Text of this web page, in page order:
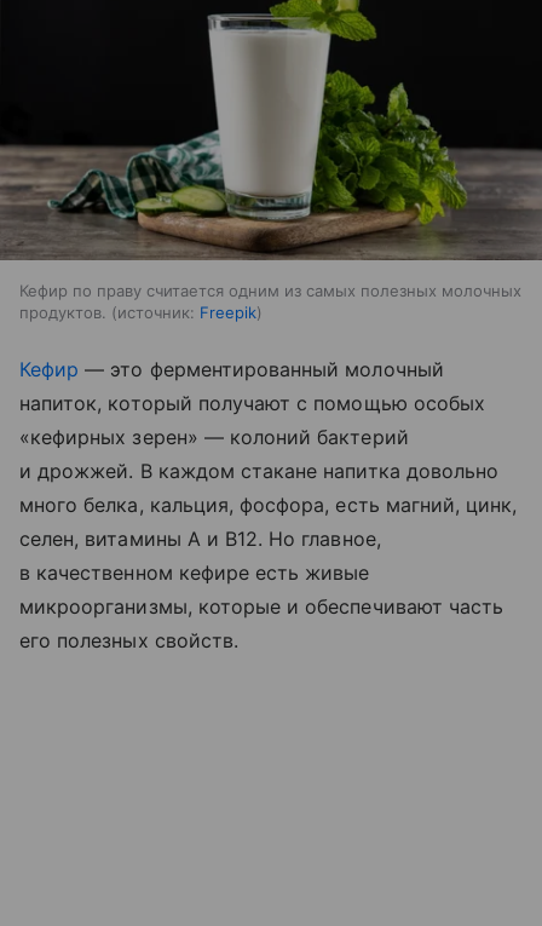
Кефир по праву считается одним из самых полезных молочных
продуктов.
источник: Freepik
Кефир — это ферментированный молочный
напиток, который получают с помощью особых
«кефирных зерен» — колоний бактерий
и дрожжей. В каждом стакане напитка довольно
много белка, кальция, фосфора, есть магний, цинк,
селен, витамины A и B12. Но главное,
в качественном кефире есть живые
микроорганизмы, которые и обеспечивают часть
его полезных свойств.